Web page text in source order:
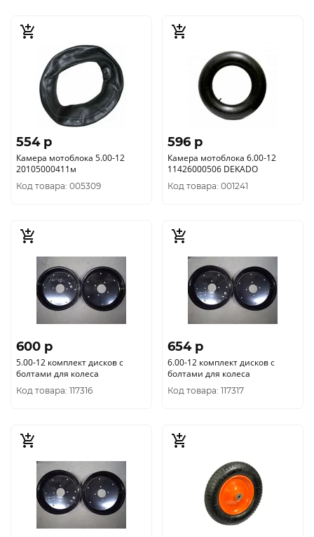
554 p
Камера мотоблока 5.00-12
20105000411м
Код товара: 005309
596 p
Камера мотоблока 6.00-12
11426000506 DEKADO
Код товара: 001241
600 p
5.00-12 комплект дисков с
болтами для колеса
Код товара: 117316
654 p
6.00-12 комплект дисков с
болтами для колеса
Код товара: 117317